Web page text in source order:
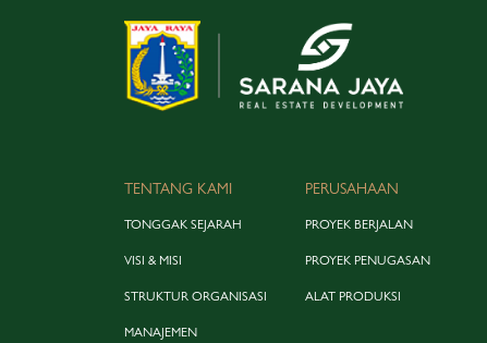
TENTANG KAMI
TONGGAK SEJARAH
VISI & MISI
STRUKTUR ORGANISASI
MANAJEMEN
PERUSAHAAN
PROYEK BERJALAN
PROYEK PENUGASAN
ALAT PRODUKSI